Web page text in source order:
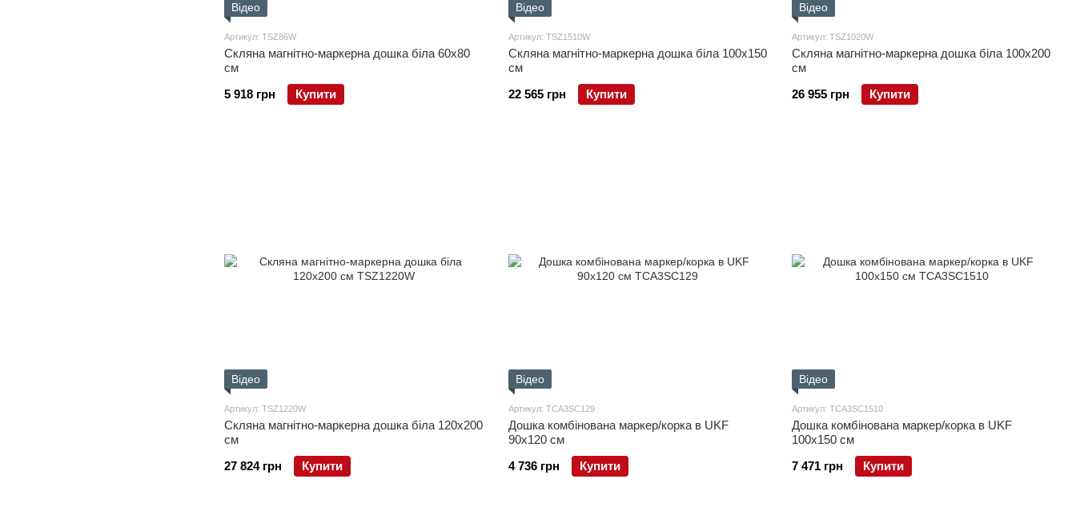
Відео
Артикул: TSZ86W
Скляна магнітно-маркерна дошка біла 60x80
см
5 918 грн
Купити
Відео
Артикул: TSZ1510W
Скляна магнітно-маркерна дошка біла 100x150
см
22 565 грн
Купити
Відео
Артикул: TSZ1020W
Скляна магнітно-маркерна дошка біла 100x200
см
26 955 грн
Купити
Відео
Артикул: TSZ1220W
Скляна магнітно-маркерна дошка біла 120x200
см
27 824 грн
Купити
Відео
Артикул: TCA3SC129
Дошка комбінована маркер/корка в UKF
90x120 см
4 736 грн
Купити
Відео
Артикул: TCA3SC1510
Дошка комбінована маркер/корка в UKF
100x150 см
7 471 грн
Купити